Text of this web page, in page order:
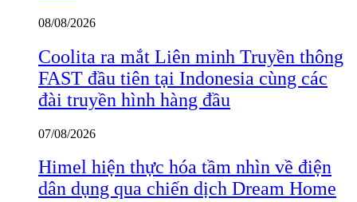
08/08/2026
Coolita ra mắt Liên minh Truyền thông
FAST đầu tiên tại Indonesia cùng các
đài truyền hình hàng đầu
07/08/2026
Himel hiện thực hóa tầm nhìn về điện
dân dụng qua chiến dịch Dream Home